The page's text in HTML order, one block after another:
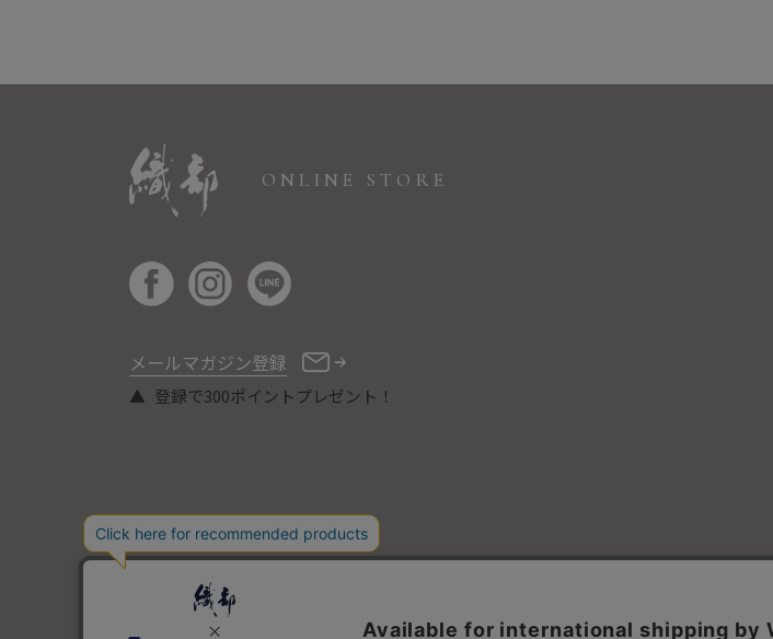
ONLINE STORE
メールマガジン登録
登録で300ポイントプレゼント！
COPYRIGHT © ORIBE ALL RIGHTS RESERVED.